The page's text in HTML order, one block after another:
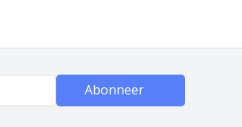
Abonneer